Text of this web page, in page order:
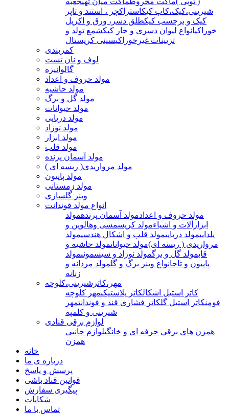
شیرینی،کیک،کاپ کیکاستراکچر ، استند و تاپر
کیک و برچسب کیکطلق دسر، ورق و اکریل
خوراکیانواع لیوان دسری و جار کیکشمع تولد و
تزیینات غیرخوراکیسینی کریستال
کمربندی
لوف و نان تست
گالوانیزه
مولد حروف و اعداد
مولد حاشیه
مولد گل و برگ
مولد حیوانات
مولد دریایی
مولد نوزاد
مولد ابزار
مولد قلب
مولد آسمان پرنده
مولد مرواریدی( ریسه ای )
مولد پاپیون
مولد زمستانی
وینر گلسازی
انواع مولد فوندانت
مولد حروف و اعدادمولد آسمان پرندهمولد
ابزارآلات و اشیاءمولد کریسمسی وهالوین و
یلداییمولد دریاییمولد قلب و اشکال هندسیمولد
مرواریدی ( ریسه ای)مولد حیواناتمولد حاشیه و
قابمولد گل و برگمولد نوزاد و سیسمونیمولد
پاپیون و تاجانواع وینر برگ و گلمولد مردانه و
زنانه
مهر،کاترشیرینی،کلوچه
کاتر استیل اشکالکاتر پلاستیکیمهر کلوچه
فومنکاتر استیل گلکاتر فشاری قند و فوندانتمهر
شیرینی و کلمپه
لوازم برقی قنادی
همزن های برقی حرفه ای و خانگیلوازم جانبی
همزن
خانه
درباره ی ما
پرسش و پاسخ
قوانین قناد باشی
پیگیری سفارش
شکایات
تماس با ما